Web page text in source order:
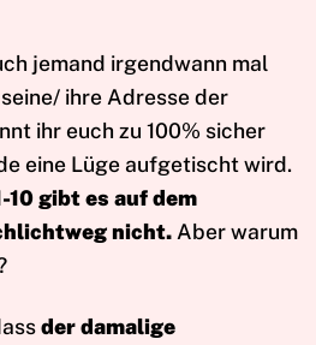
jemand irgendwann mal
ihre Adresse der
ihr euch zu 100% sicher
eine Lüge aufgetischt wird.
10 gibt es auf dem
nicht. Aber warum
der damalige